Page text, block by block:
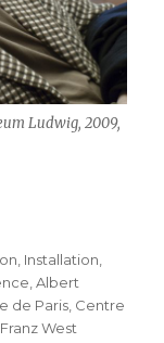
Ludwig, 2009,
à Paris“
, Installation,
,Albert
de Paris, Centre
Franz West